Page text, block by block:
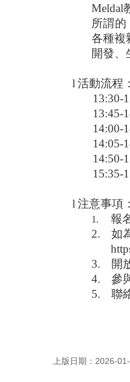
Meldal
所謂的
各種複
開發、
l 活動流程：
13:30-
13:45-
14:00-
14:05-
14:50-
15:35-
l 注意事項：
1. 報
2.
如
3.
開
4.
參
5.
聯
上版日期：2026-